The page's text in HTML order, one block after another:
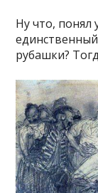
Ну что, понял
рубашки?